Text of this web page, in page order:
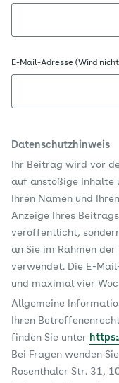
E-Mail-Adresse (Wird
Datenschutzhinweis
Ihr Beitrag wird vor
auf anstößige Inhalte
Ihren Namen und
Anzeige Ihres
veröffentlicht,
an Sie im Rahmen
verwendet. Die E-
und maximal vier
Allgemeine
Ihren
finden Sie unter
Bei Fragen wenden
Rosenthaler Str. 31,